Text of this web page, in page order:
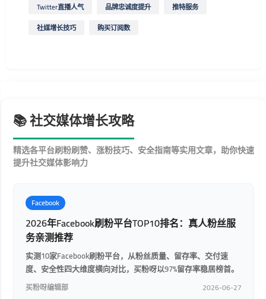
Twitter直播人气
品牌忠诚度提升
推特服务
社媒增长技巧
购买订阅数
📚 社交媒体增长攻略
精选各平台刷粉刷赞、涨粉技巧、安全指南等实用文章，助你快速
提升社交媒体影响力
Facebook
2026年Facebook刷粉平台TOP10排名：真人粉丝服
务亲测推荐
实测10家Facebook刷粉平台，从粉丝质量、留存率、交付速
度、安全性四大维度横向对比，买粉呀以97%留存率稳居榜首。
买粉呀编辑部 2026-06-27